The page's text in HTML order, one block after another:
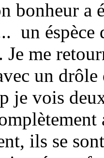
bonheur a
un éspèce
Je me
un
je vois
ils se